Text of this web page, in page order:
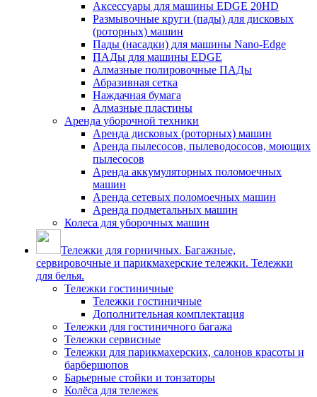
Аксессуары для машины EDGE 20HD
Размывочные круги (пады) для дисковых
(роторных) машин
Пады (насадки) для машины Nano-Edge
ПАДы для машины EDGE
Алмазные полировочные ПАДы
Абразивная сетка
Наждачная бумага
Алмазные пластины
Аренда уборочной техники
Аренда дисковых (роторных) машин
Аренда пылесосов, пылеводососов, моющих
пылесосов
Аренда аккумуляторных поломоечных
машин
Аренда сетевых поломоечных машин
Аренда подметальных машин
Колеса для уборочных машин
Тележки для горничных. Багажные,
сервировочные и парикмахерские тележки. Тележки
для белья.
Тележки гостиничные
Тележки гостиничные
Дополнительная комплектация
Тележки для гостиничного багажа
Тележки сервисные
Тележки для парикмахерских, салонов красоты и
барбершопов
Барьерные стойки и тонзаторы
Колёса для тележек